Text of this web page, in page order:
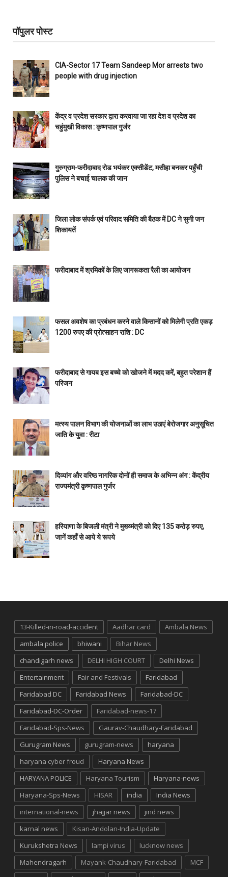
पॉपुलर पोस्ट
CIA-Sector 17 Team Sandeep Mor arrests two
people with drug injection
केंद्र व प्रदेश सरकार द्वारा करवाया जा रहा देश व प्रदेश का
चहुंमुखी विकास : कृष्णपाल गुर्जर
गुरुग्राम-फरीदाबाद रोड भयंकर एक्सीडेंट, मसीहा बनकर पहुँची
पुलिस ने बचाई चालक की जान
जिला लोक संपर्क एवं परिवाद समिति की बैठक में DC ने सुनी जन
शिकायतें
फरीदाबाद में श्रमिकों के लिए जागरूकता रैली का आयोजन
फसल अवशेष का प्रबंधन करने वाले किसानों को मिलेगी प्रति एकड़
1200 रुपए की प्रोत्साहन राशि : DC
फरीदाबाद से गायब इस बच्चे को खोजने में मदद करें, बहुत परेशान हैं
परिजन
मत्स्य पालन विभाग की योजनाओं का लाभ उठाएं बेरोजगार अनुसूचित
जाति के युवा : रीटा
दिव्यांग और वरिष्ठ नागरिक दोनों ही समाज के अभिन्न अंग : केंद्रीय
राज्यमंत्री कृष्णपाल गुर्जर
हरियाणा के बिजली मंत्री ने मुख्य्मंत्री को दिए 135 करोड़ रुपए,
जानें कहाँ से आये ये रूपये
13-Killed-in-road-accident Aadhar card
Ambala News
ambala police
bhiwani
Bihar News
chandigarh news
DELHI HIGH COURT
Delhi News
Entertainment
Fair and Festivals
Faridabad
Faridabad DC
Faridabad News
Faridabad-DC
Faridabad-DC-Order
Faridabad-news-17
Faridabad-Sps-News
Gaurav-Chaudhary-Faridabad
Gurugram News
gurugram-news
haryana
haryana cyber froud
Haryana News
HARYANA POLICE
Haryana Tourism
Haryana-news
Haryana-Sps-News
HISAR india
India News
international-news
jhajjar news
jind news
karnal news
Kisan-Andolan-India-Update
Kurukshetra News
lampi virus
lucknow news
Mahendragarh
Mayank-Chaudhary-Faridabad
MCF